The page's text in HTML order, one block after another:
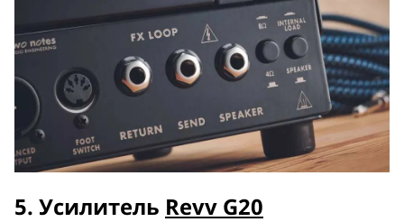
5. Усилитель Revv G20